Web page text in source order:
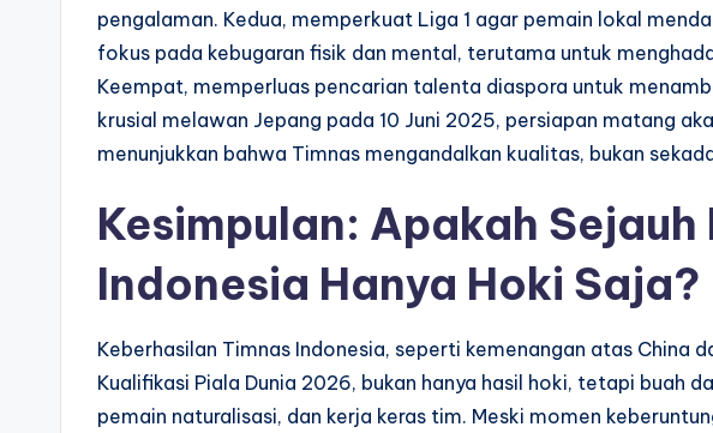
pengalaman. Kedua, memperkuat Liga 1 agar pemain lokal
fokus pada kebugaran fisik dan mental, terutama untuk
Keempat, memperluas pencarian talenta diaspora untuk
krusial melawan Jepang pada 10 Juni 2025, persiapan matang
menunjukkan bahwa Timnas mengandalkan kualitas, bukan
Kesimpulan: Apakah Sejauh
Indonesia Hanya Hoki Saja?
Keberhasilan Timnas Indonesia, seperti kemenangan atas China
Kualifikasi Piala Dunia 2026, bukan hanya hasil hoki, tetapi buah
pemain naturalisasi, dan kerja keras tim. Meski momen